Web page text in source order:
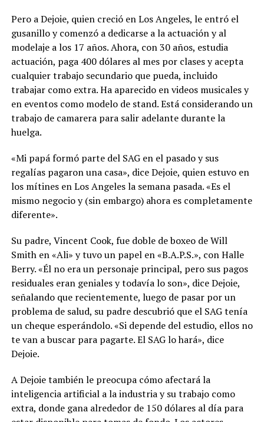
Pero a Dejoie, quien creció en Los Angeles, le entró el
gusanillo y comenzó a dedicarse a la actuación y al
modelaje a los 17 años. Ahora, con 30 años, estudia
actuación, paga 400 dólares al mes por clases y acepta
cualquier trabajo secundario que pueda, incluido
trabajar como extra. Ha aparecido en videos musicales y
en eventos como modelo de stand. Está considerando un
trabajo de camarera para salir adelante durante la
huelga.
«Mi papá formó parte del SAG en el pasado y sus
regalías pagaron una casa», dice Dejoie, quien estuvo en
los mítines en Los Angeles la semana pasada. «Es el
mismo negocio y (sin embargo) ahora es completamente
diferente».
Su padre, Vincent Cook, fue doble de boxeo de Will
Smith en «Ali» y tuvo un papel en «B.A.P.S.», con Halle
Berry. «Él no era un personaje principal, pero sus pagos
residuales eran geniales y todavía lo son», dice Dejoie,
señalando que recientemente, luego de pasar por un
problema de salud, su padre descubrió que el SAG tenía
un cheque esperándolo. «Si depende del estudio, ellos no
te van a buscar para pagarte. El SAG lo hará», dice
Dejoie.
A Dejoie también le preocupa cómo afectará la
inteligencia artificial a la industria y su trabajo como
extra, donde gana alrededor de 150 dólares al día para